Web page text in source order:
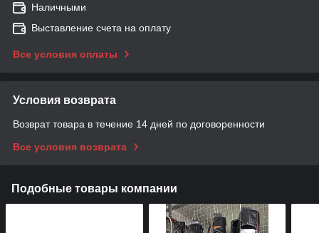
Наличными
Выставление счета на оплату
Все условия оплаты
Условия возврата
Возврат товара в течение 14 дней по договоренности
Все условия возврата
Подобные товары компании